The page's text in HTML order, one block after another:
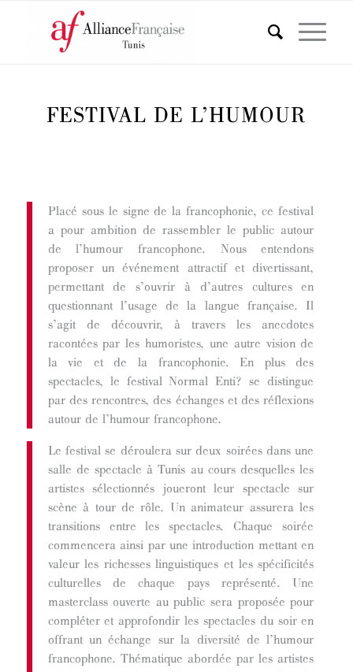
FESTIVAL DE L’HUMOUR
Placé sous le signe de la francophonie, ce festival
a pour ambition de rassembler le public autour
de l’humour francophone. Nous entendons
proposer un événement attractif et divertissant,
permettant de s’ouvrir à d’autres cultures en
questionnant l’usage de la langue française. Il
s’agit de découvrir, à travers les anecdotes
racontées par les humoristes, une autre vision de
la vie et de la francophonie. En plus des
spectacles, le festival Normal Enti? se distingue
par des rencontres, des échanges et des réflexions
autour de l’humour francophone.
Le festival se déroulera sur deux soirées dans une
salle de spectacle à Tunis au cours desquelles les
artistes sélectionnés joueront leur spectacle sur
scène à tour de rôle. Un animateur assurera les
transitions entre les spectacles. Chaque soirée
commencera ainsi par une introduction mettant en
valeur les richesses linguistiques et les spécificités
culturelles de chaque pays représenté. Une
masterclass ouverte au public sera proposée pour
compléter et approfondir les spectacles du soir en
offrant un échange sur la diversité de l’humour
francophone. Thématique abordée par les artistes